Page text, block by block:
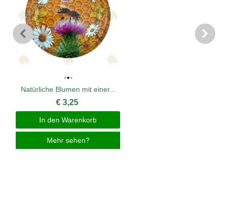
Natürliche Blumen mit einer...
€ 3,25
In den Warenkorb
Mehr sehen?